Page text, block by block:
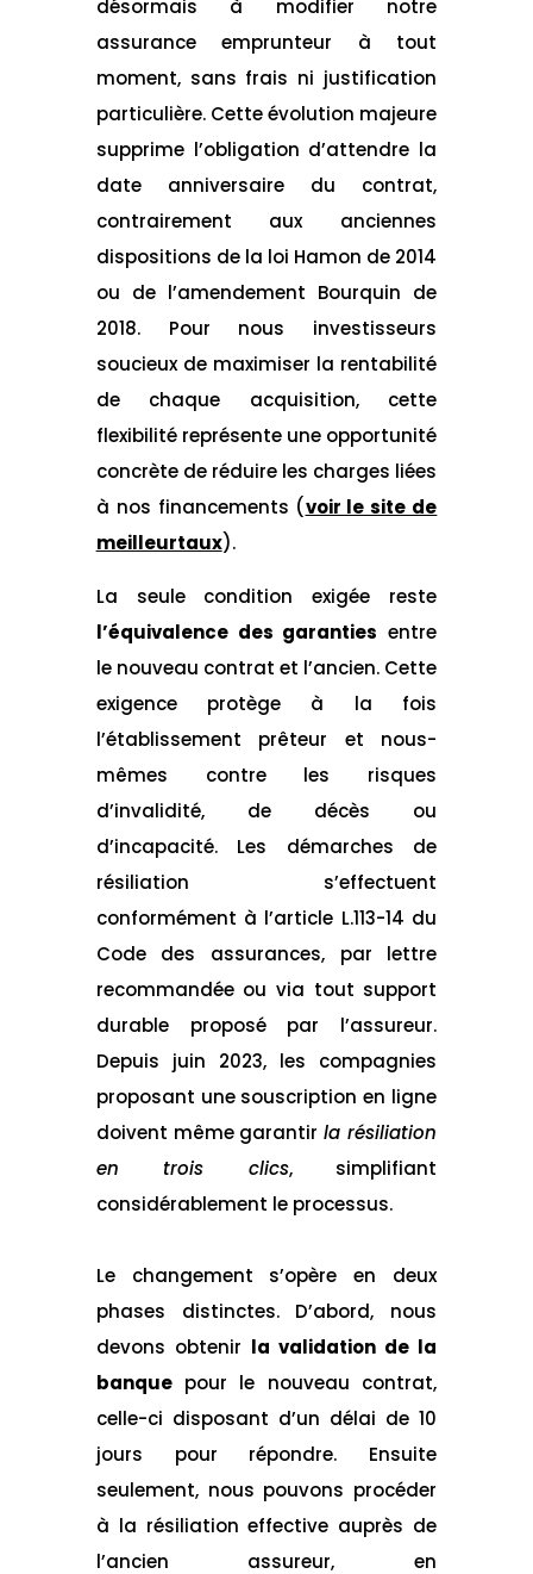
désormais à modifier notre
assurance emprunteur à tout
moment, sans frais ni justification
particulière. Cette évolution majeure
supprime l’obligation d’attendre la
date anniversaire du contrat,
contrairement aux anciennes
dispositions de la loi Hamon de 2014
ou de l’amendement Bourquin de
2018. Pour nous investisseurs
soucieux de maximiser la rentabilité
de chaque acquisition, cette
flexibilité représente une opportunité
concrète de réduire les charges liées
à nos financements (voir le site de
meilleurtaux).
La seule condition exigée reste
l’équivalence des garanties entre
le nouveau contrat et l’ancien. Cette
exigence protège à la fois
l’établissement prêteur et nous-
mêmes contre les risques
d’invalidité, de décès ou
d’incapacité. Les démarches de
résiliation s’effectuent
conformément à l’article L.113-14 du
Code des assurances, par lettre
recommandée ou via tout support
durable proposé par l’assureur.
Depuis juin 2023, les compagnies
proposant une souscription en ligne
doivent même garantirla résiliation
en trois clics, simplifiant
considérablement le processus.
Le changement s’opère en deux
phases distinctes. D’abord, nous
devons obtenir la validation de la
banquepour le nouveau contrat,
celle-ci disposant d’un délai de 10
jours pour répondre. Ensuite
seulement, nous pouvons procéder
à la résiliation effective auprès de
l’ancien assureur, en